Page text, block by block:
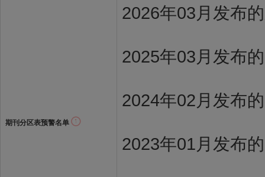
期刊分区表预警名单
2026年03月发布
2025年03月发布
2024年02月发布
2023年01月发布